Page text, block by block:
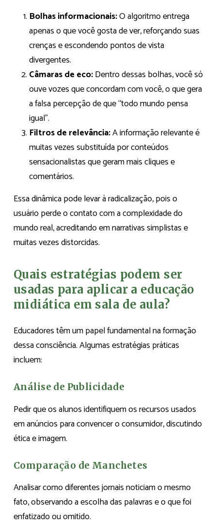
Bolhas informacionais:O algoritmo entrega
apenas o que você gosta de ver, reforçando suas
crenças e escondendo pontos de vista
divergentes.
Câmaras de eco:Dentro dessas bolhas, você só
ouve vozes que concordam com você, o que gera
a falsa percepção de que “todo mundo pensa
igual”.
Filtros de relevância:A informação relevante é
muitas vezes substituída por conteúdos
sensacionalistas que geram mais cliques e
comentários.
Essa dinâmica pode levar à radicalização, pois o
usuário perde o contato com a complexidade do
mundo real, acreditando em narrativas simplistas e
muitas vezes distorcidas.
Quais estratégias podem ser
usadas para aplicar a educação
midiática em sala de aula?
Educadores têm um papel fundamental na formação
dessa consciência. Algumas estratégias práticas
incluem:
Análise de Publicidade
Pedir que os alunos identifiquem os recursos usados
em anúncios para convencer o consumidor, discutindo
ética e imagem.
Comparação de Manchetes
Analisar como diferentes jornais noticiam o mesmo
fato, observando a escolha das palavras e o que foi
enfatizado ou omitido.